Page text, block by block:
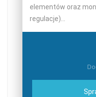
elementów oraz
regulacje)...